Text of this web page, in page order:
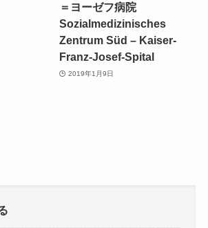
＝ヨーゼフ病院
Sozialmedizinisches
Zentrum Süd – Kaiser-
Franz-Josef-Spital
2019年1月9日